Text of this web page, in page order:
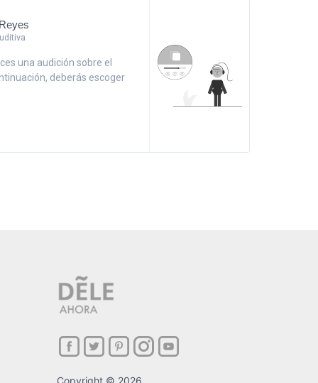
una audición sobre el
deberás escoger
Copyright © 2026